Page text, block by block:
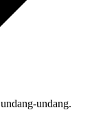
undang.